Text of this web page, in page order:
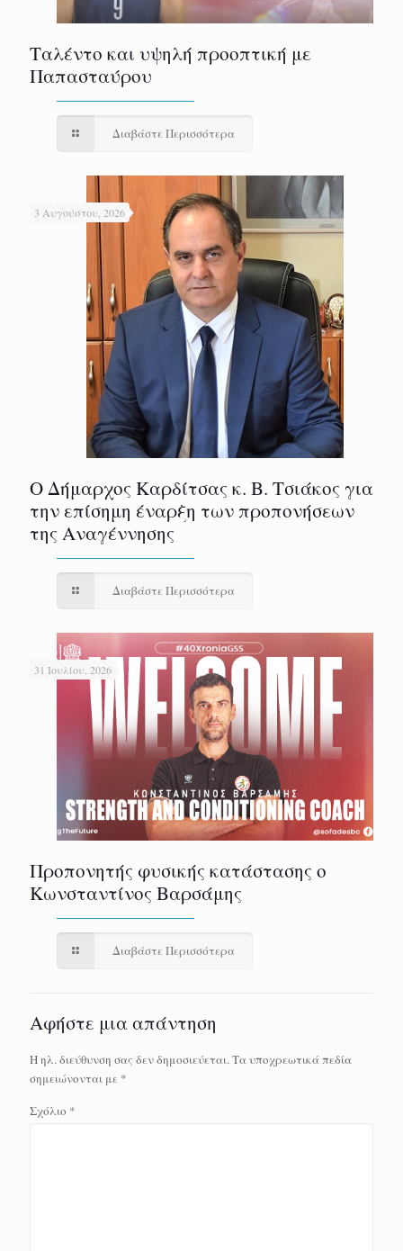
Ταλέντο και υψηλή προοπτική με
Παπασταύρου
Διαβάστε Περισσότερα
3 Αυγούστου, 2026
Ο Δήμαρχος Καρδίτσας κ. Β. Τσιάκος για
την επίσημη έναρξη των προπονήσεων
της Αναγέννησης
Διαβάστε Περισσότερα
31 Ιουλίου, 2026
Προπονητής φυσικής κατάστασης ο
Κωνσταντίνος Βαρσάμης
Διαβάστε Περισσότερα
Αφήστε μια απάντηση
Η ηλ. διεύθυνση σας δεν δημοσιεύεται.Τα υποχρεωτικά πεδία
σημειώνονται με *
Σχόλιο *